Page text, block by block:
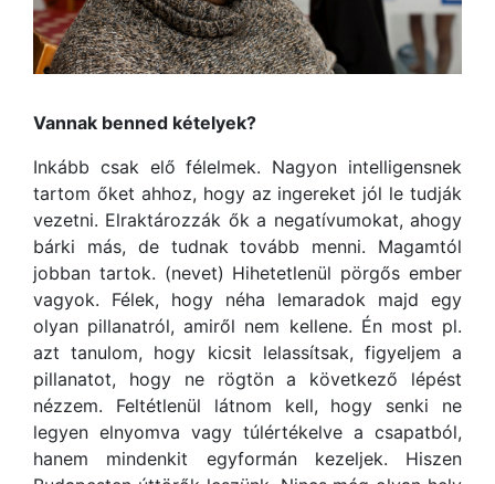
Vannak benned kételyek?
Inkább csak elő félelmek. Nagyon intelligensnek
tartom őket ahhoz, hogy az ingereket jól le tudják
vezetni. Elraktározzák ők a negatívumokat, ahogy
bárki más, de tudnak tovább menni. Magamtól
jobban tartok. (nevet) Hihetetlenül pörgős ember
vagyok. Félek, hogy néha lemaradok majd egy
olyan pillanatról, amiről nem kellene. Én most pl.
azt tanulom, hogy kicsit lelassítsak, figyeljem a
pillanatot, hogy ne rögtön a következő lépést
nézzem. Feltétlenül látnom kell, hogy senki ne
legyen elnyomva vagy túlértékelve a csapatból,
hanem mindenkit egyformán kezeljek. Hiszen